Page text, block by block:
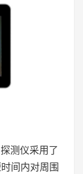
测仪采用了
间内对周围